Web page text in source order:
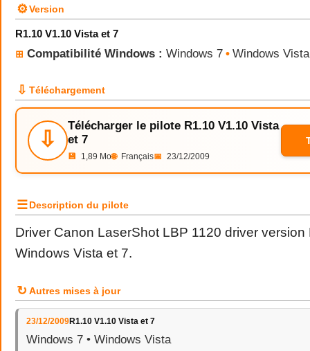
⚙Version
R1.10 V1.10 Vista et 7
⊞ Compatibilité Windows : Windows 7 • Windows Vista
⇩ Téléchargement
⇩
Télécharger le pilote R1.10 V1.10 Vista
et 7
💾 1,89 Mo🌐 Français📅 23/12/2009
☰Description du pilote
Driver Canon LaserShot LBP 1120 driver
Windows Vista et 7.
↻ Autres mises à jour
23/12/2009R1.10 V1.10 Vista et 7
Windows 7 • Windows Vista